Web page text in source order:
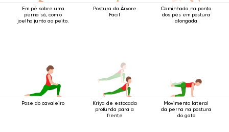
Em pé sobre uma
perna só, com o
joelho junto ao peito.
Postura da Árvore
Fácil
Caminhada na ponta
dos pés em postura
alongada
Pose do cavaleiro
Kriya de estocada
profunda para a
frente
Movimento lateral
da perna na postura
do gato